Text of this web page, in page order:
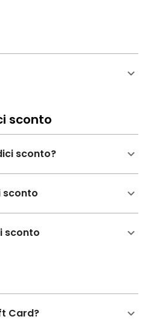
sconto
sconto?
sconto
sconto
Card?